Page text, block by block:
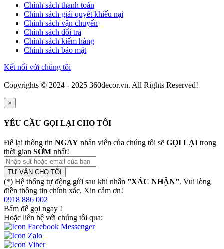
Chính sách thanh toán
Chính sách giải quyết khiếu nại
Chính sách vận chuyển
Chính sách đổi trả
Chính sách kiểm hàng
Chính sách bảo mật
Kết nối với chúng tôi
Copyrights © 2024 - 2025 360decor.vn. All Rights Reserved!
×
YÊU CẦU GỌI LẠI CHO TÔI
Để lại thông tin NGAY nhân viên của chúng tôi sẽ GỌI LẠI trong
thời gian SỚM nhất!
TƯ VẤN CHO TÔI
(*) Hệ thống tự động gửi sau khi nhấn ”XÁC NHẬN”. Vui lòng
điền thông tin chính xác. Xin cảm ơn!
0918 886 002
Bấm để gọi ngay !
Hoặc liên hệ với chúng tôi qua: